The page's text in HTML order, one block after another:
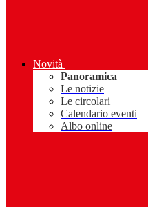
Novità
Panoramica
Le notizie
Le circolari
Calendario eventi
Albo online